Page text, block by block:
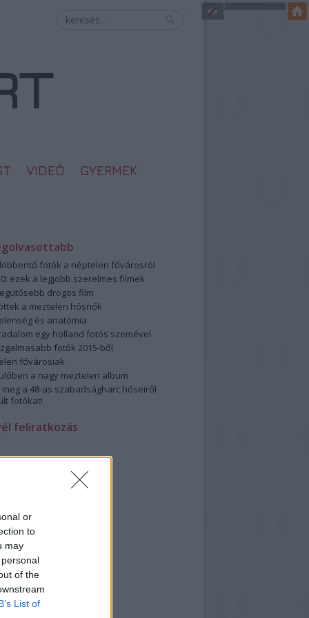
or
to
may
of the
List of
VIDEÓ GYERMEK
fotók a néptelen fővárosról
ezek a legjobb szerelmes filmek
drogos film
a meztelen hősnők
és anatómia
egy holland fotós szemével
fotók 2015-ből
fővárosiak
a nagy meztelen album
meg a 48-as szabadságharc hőseiről
fotókat!
feliratkozás